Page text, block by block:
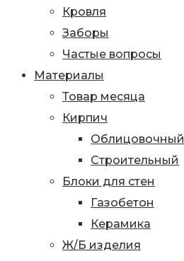
Кровля
Заборы
Частые вопросы
Материалы
Товар месяца
Кирпич
Облицовочный
Строительный
Блоки для стен
Газобетон
Керамика
Ж/Б изделия